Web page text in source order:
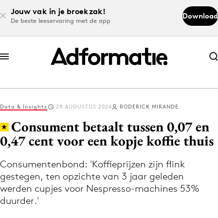
Jouw vak in je broekzak!
De beste leeservaring met de app
Download
Abonneer nu
Abonneer nu
Log in
Download de app
Volg het laatste nieuws via de Adformatie
Nieuws app
Data & Insights 28 AUGUSTUS 2024 RODERICK MIRANDE
Consument betaalt tussen 0,07 en
0,47 cent voor een kopje koffie thuis
Consumentenbond: 'Koffieprijzen zijn flink
gestegen, ten opzichte van 3 jaar geleden
werden cupjes voor Nespresso-machines 53%
duurder.'